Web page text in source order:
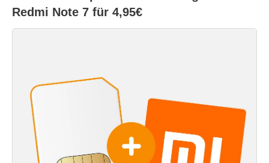
Redmi Note 7 für 4,95€